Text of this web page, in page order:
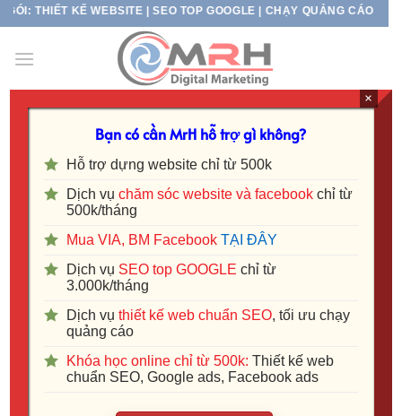
Skip
content
KẾ WEBSITE | SEO TOP GOOGLE | CHẠY QUẢNG CÁO ĐA KÊNH
DỊCH VỤ
Dịch vụ SEO tại Bình Dương – Chỉ
từ 3 triệu/ tháng
Bạn có cần MrH hỗ trợ gì không?
Hỗ trợ dựng website chỉ từ 500k
Dịch vụ chăm sóc website và facebookchỉ từ
500k/tháng
Mua VIA, BM Facebook TẠI ĐÂY
Dịch vụ SEO top GOOGLE chỉ từ
3.000k/tháng
Dịch vụ thiết kế web chuẩn SEO, tối ưu chạy
quảng cáo
Khóa học online chỉ từ 500k: Thiết kế web
chuẩn SEO, Google ads, Facebook ads
×